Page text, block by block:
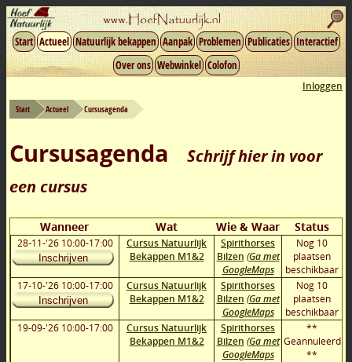
Start Actueel Natuurlijk bekappen Aanpak Problemen Publicaties Interactief
Over ons Webwinkel Colofon
Inloggen
Start Actueel Cursusagenda
Cursusagenda
Schrijf hier in voor
een cursus
Wanneer Wat Wie & Waar Status
28-11-'26 10:00-17:00
Inschrijven
Cursus Natuurlijk
Bekappen M1&2
Spirithorses
Bilzen (Ga met
GoogleMaps
Nog 10
plaatsen
beschikbaar
17-10-'26 10:00-17:00
Inschrijven
Cursus Natuurlijk
Bekappen M1&2
Spirithorses
Bilzen (Ga met
GoogleMaps
Nog 10
plaatsen
beschikbaar
19-09-'26 10:00-17:00
Cursus Natuurlijk
Bekappen M1&2
Spirithorses
Bilzen (Ga met
GoogleMaps
**
Geannuleerd
**